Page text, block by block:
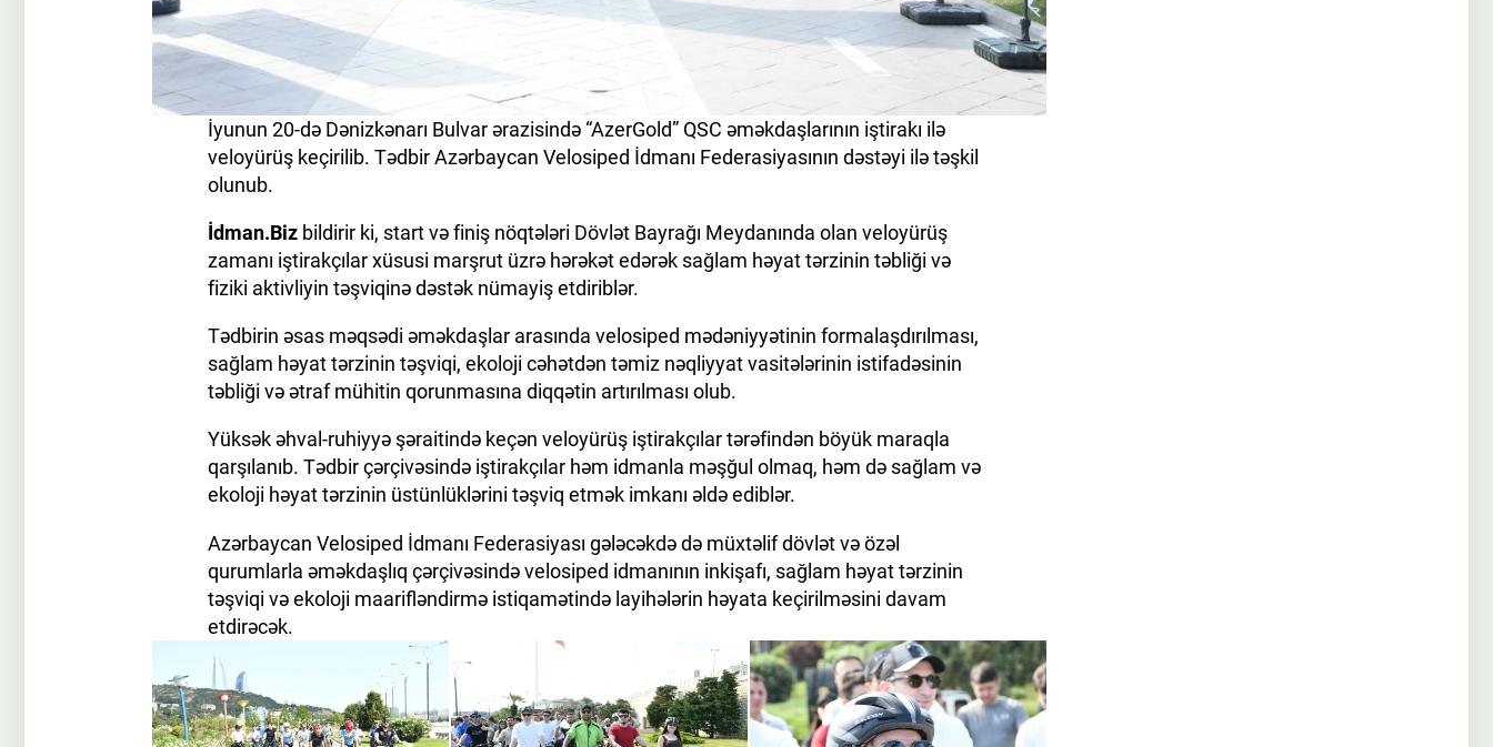
İyunun 20-də Dənizkənarı Bulvar ərazisində “AzerGold” QSC əməkdaşlarının iştirakı ilə
veloyürüş keçirilib. Tədbir Azərbaycan Velosiped İdmanı Federasiyasının dəstəyi ilə təşkil
olunub.
İdman.Biz bildirir ki, start və finiş nöqtələri Dövlət Bayrağı Meydanında olan veloyürüş
zamanı iştirakçılar xüsusi marşrut üzrə hərəkət edərək sağlam həyat tərzinin təbliği və
fiziki aktivliyin təşviqinə dəstək nümayiş etdiriblər.
Tədbirin əsas məqsədi əməkdaşlar arasında velosiped mədəniyyətinin formalaşdırılması,
sağlam həyat tərzinin təşviqi, ekoloji cəhətdən təmiz nəqliyyat vasitələrinin istifadəsinin
təbliği və ətraf mühitin qorunmasına diqqətin artırılması olub.
Yüksək əhval-ruhiyyə şəraitində keçən veloyürüş iştirakçılar tərəfindən böyük maraqla
qarşılanıb. Tədbir çərçivəsində iştirakçılar həm idmanla məşğul olmaq, həm də sağlam və
ekoloji həyat tərzinin üstünlüklərini təşviq etmək imkanı əldə ediblər.
Azərbaycan Velosiped İdmanı Federasiyası gələcəkdə də müxtəlif dövlət və özəl
qurumlarla əməkdaşlıq çərçivəsində velosiped idmanının inkişafı, sağlam həyat tərzinin
təşviqi və ekoloji maarifləndirmə istiqamətində layihələrin həyata keçirilməsini davam
etdirəcək.